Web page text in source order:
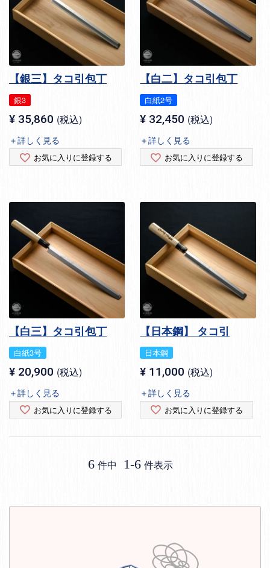
【銀三】タコ引包丁
銀3
¥ 35,860 税込
＋詳しく見る
お気に入りに登録する
【白二】タコ引包丁
白紙2号
¥ 32,450 税込
＋詳しく見る
お気に入りに登録する
【白三】タコ引包丁
白紙3号
¥ 20,900 税込
＋詳しく見る
お気に入りに登録する
【日本鋼】 タコ引
日本鋼
¥ 11,000 税込
＋詳しく見る
お気に入りに登録する
6 件中 1-6 件表示